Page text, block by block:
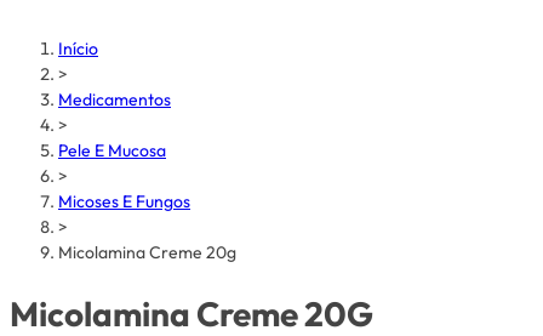
Início
>
Medicamentos
>
Pele E Mucosa
>
Micoses E Fungos
>
Micolamina Creme 20g
Micolamina Creme 20G